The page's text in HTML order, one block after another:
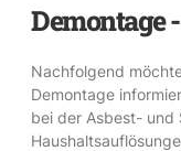
Demontage
Nachfolgend
Demontage
bei der Asbest-